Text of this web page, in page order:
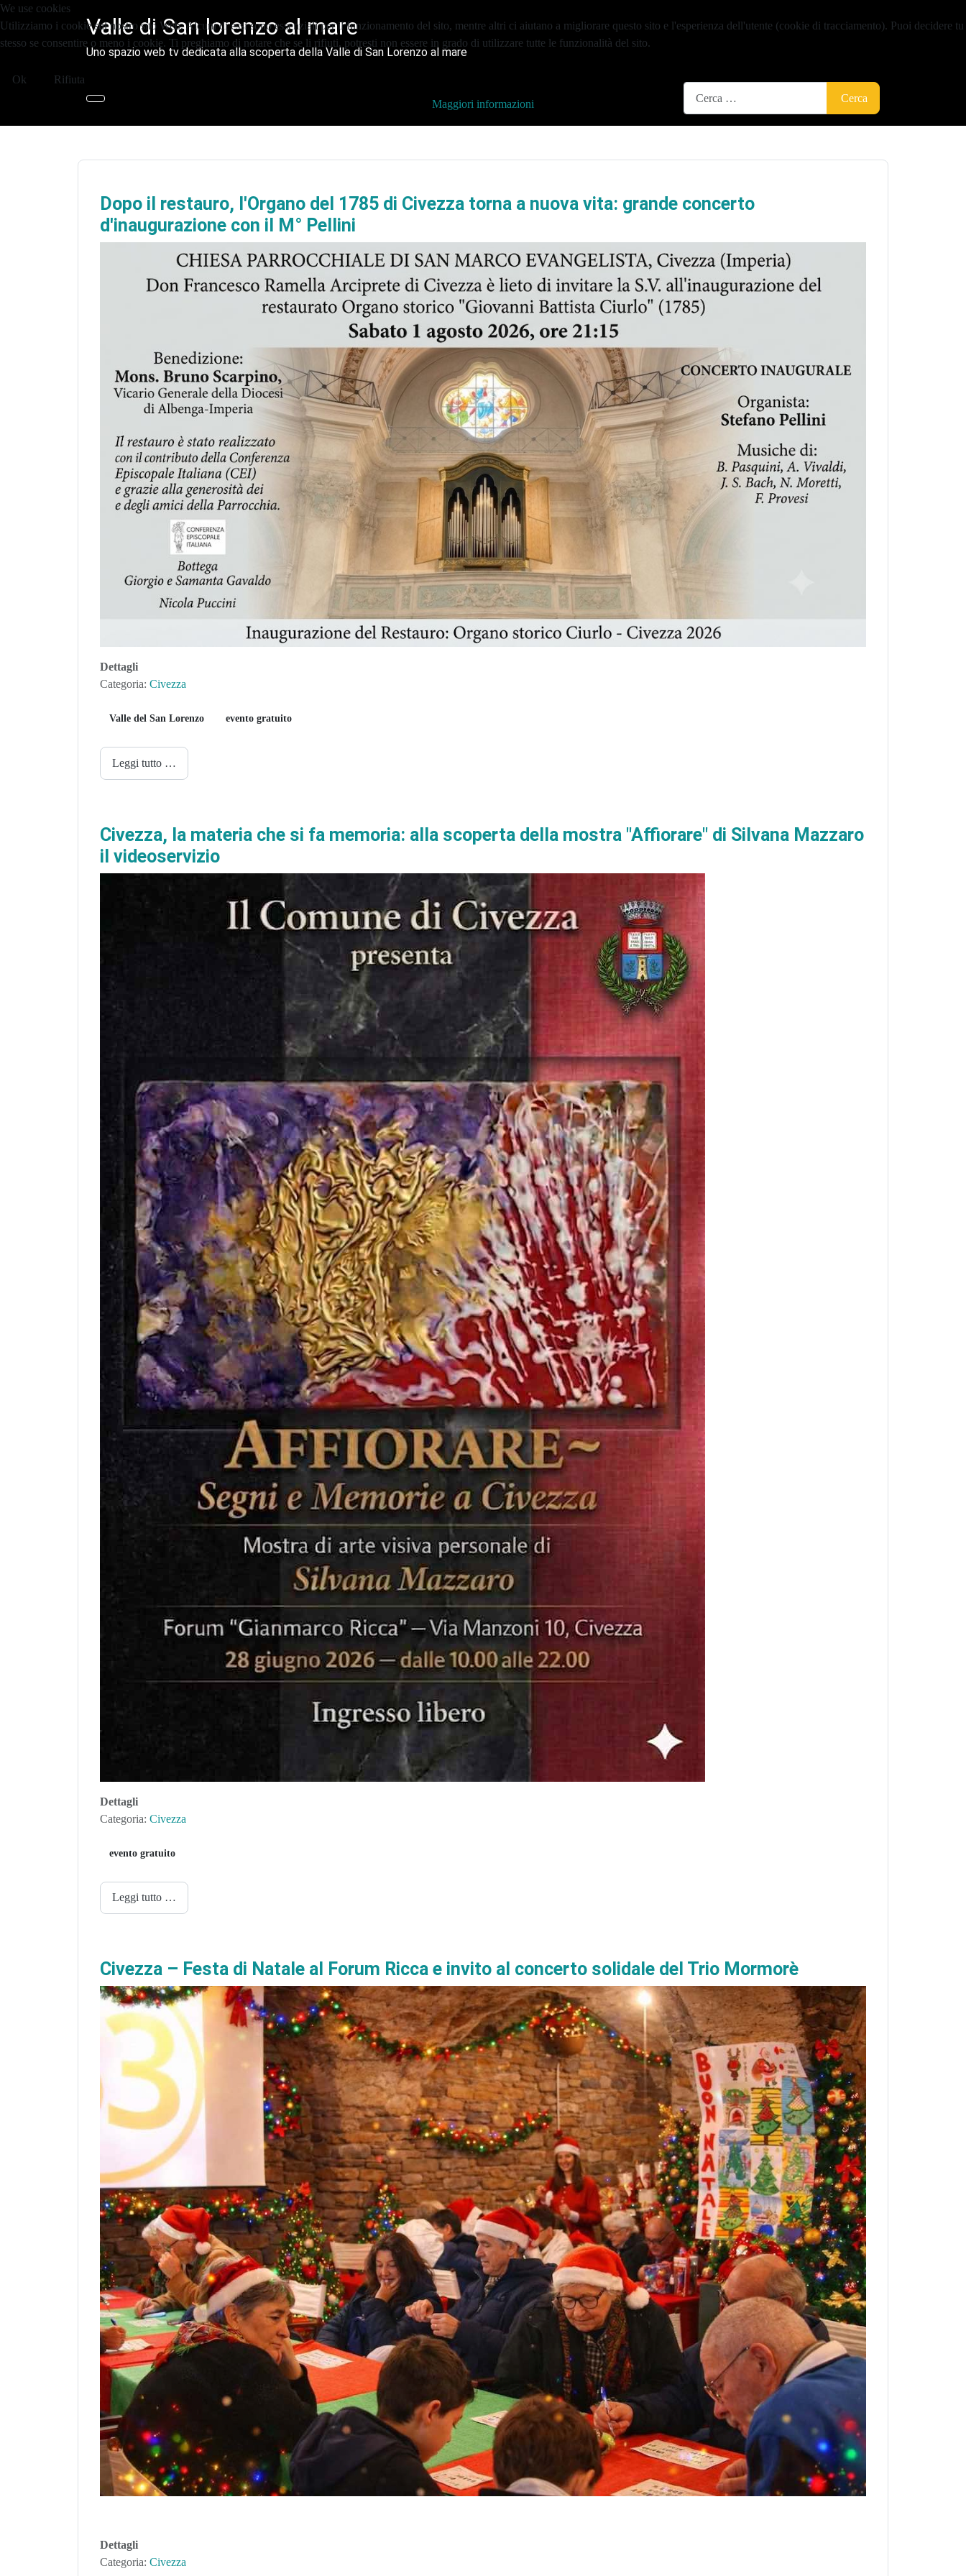
Valle di San lorenzo al mare
Uno spazio web tv dedicata alla scoperta della Valle di San Lorenzo al mare
Cerca
Dopo il restauro, l'Organo del 1785 di Civezza torna a nuova vita: grande concerto
d'inaugurazione con il M° Pellini
Dettagli
Categoria: Civezza
Valle del San Lorenzo evento gratuito
Leggi tutto …
Civezza, la materia che si fa memoria: alla scoperta della mostra "Affiorare" di Silvana Mazzaro
il videoservizio
Dettagli
Categoria: Civezza
evento gratuito
Leggi tutto …
Civezza – Festa di Natale al Forum Ricca e invito al concerto solidale del Trio Mormorè
Dettagli
Categoria: Civezza
We use cookies
Utilizziamo i cookie sul nostro sito Web. Alcuni di essi sono essenziali per il funzionamento del sito, mentre altri ci aiutano a migliorare questo sito e l'esperienza dell'utente (cookie di tracciamento). Puoi decidere tu
stesso se consentire o meno i cookie. Ti preghiamo di notare che se li rifiuti, potresti non essere in grado di utilizzare tutte le funzionalità del sito.
Ok Rifiuta
Maggiori informazioni